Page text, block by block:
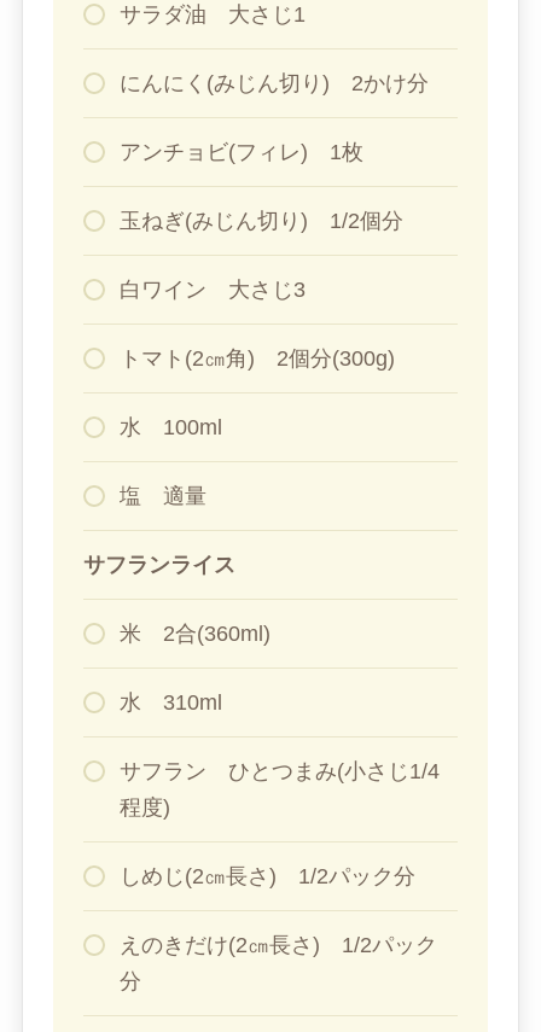
サラダ油 大さじ1
にんにく(みじん切り) 2かけ分
アンチョビ(フィレ) 1枚
玉ねぎ(みじん切り) 1/2個分
白ワイン 大さじ3
トマト(2㎝角) 2個分(300g)
水 100ml
塩 適量
サフランライス
米 2合(360ml)
水 310ml
サフラン ひとつまみ(小さじ1/4
程度)
しめじ(2㎝長さ) 1/2パック分
えのきだけ(2㎝長さ) 1/2パック
分